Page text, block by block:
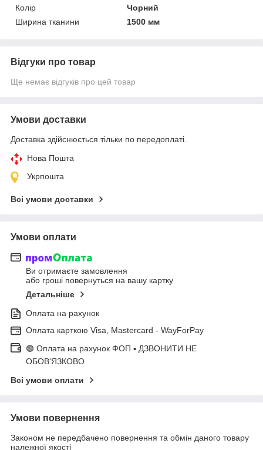
Колір
Чорний
Ширина тканини
1500 мм
Відгуки про товар
Ще немає відгуків про цей товар
Умови доставки
Доставка здійснюється тільки по передоплаті.
Нова Пошта
Укрпошта
Всі умови доставки
Умови оплати
Ви отримаєте замовлення
або гроші повернуться на вашу картку
Детальніше
Оплата на рахунок
Оплата карткою Visa, Mastercard - WayForPay
🟢 Оплата на рахунок ФОП ▪ ДЗВОНИТИ НЕ
ОБОВ'ЯЗКОВО
Всі умови оплати
Умови повернення
Законом не передбачено повернення та обмін даного товару
належної якості